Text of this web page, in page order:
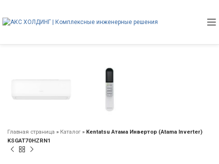
Главная страница » Каталог » Kentatsu Атама Инвертор (Atama Inverter)
KSGAT70HZRN1